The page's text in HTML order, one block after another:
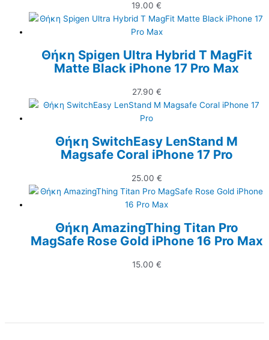
19.00 €
Θήκη Spigen Ultra Hybrid T MagFit
Matte Black iPhone 17 Pro Max
27.90 €
Θήκη SwitchEasy LenStand M
Magsafe Coral iPhone 17 Pro
25.00 €
Θήκη AmazingThing Titan Pro
MagSafe Rose Gold iPhone 16 Pro Max
15.00 €